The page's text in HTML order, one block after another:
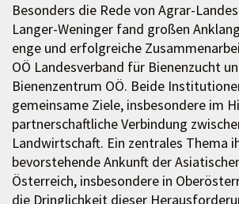
Besonders die Rede von Agrar-
Langer-Weninger fand großen
enge und erfolgreiche
OÖ Landesverband für Bienenzucht
Bienenzentrum OÖ. Beide
gemeinsame Ziele, insbesondere im
partnerschaftliche Verbindung
Landwirtschaft. Ein zentrales Thema
bevorstehende Ankunft der
Österreich, insbesondere in
die Dringlichkeit dieser